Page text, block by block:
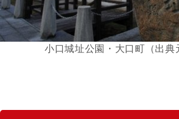
小口城址公園・大口町（出典